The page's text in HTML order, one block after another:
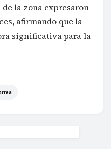
la zona expresaron
afirmando que la
significativa para la